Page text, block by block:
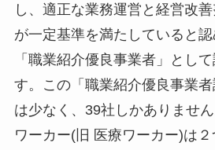
し、適正な業務運営と経営改
が一定基準を満たしていると
「職業紹介優良事業者」とし
す。この「職業紹介優良事業
は少なく、39社しかありませ
ワーカー(旧 医療ワーカー)は